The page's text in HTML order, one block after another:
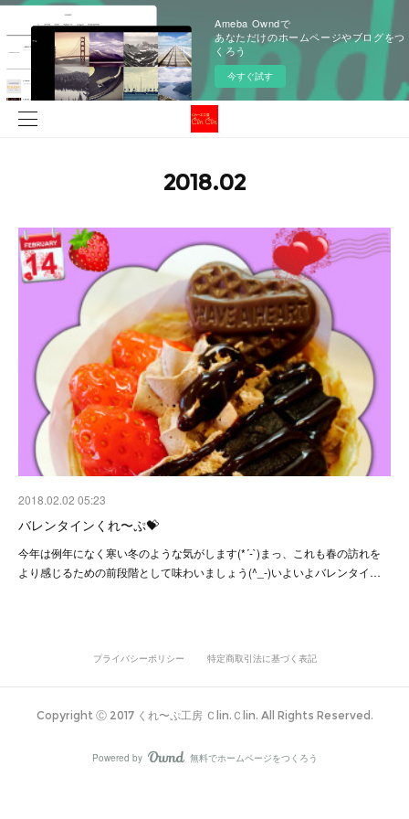
Ameba Owndで
あなただけのホームページやブログをつ
くろう
今すぐ試す
2018.02
2018.02.02 05:23
バレンタインくれ〜ぷ💝
今年は例年になく寒い冬のような気がします(*´-`)まっ、これも春の訪れを
より感じるための前段階として味わいましょう(^_-)いよいよバレンタイ…
プライバシーポリシー 特定商取引法に基づく表記
Copyright Ⓒ 2017 くれ〜ぷ工房 Ｃlin.Ｃlin. All Rights Reserved.
Powered by AmebaOwnd
無料でホームページをつくろう